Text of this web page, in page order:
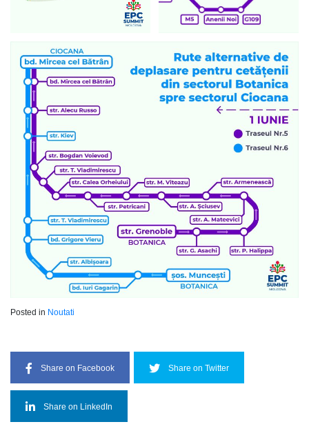
Posted in Noutati
Share on Facebook Share on Twitter
Share on LinkedIn